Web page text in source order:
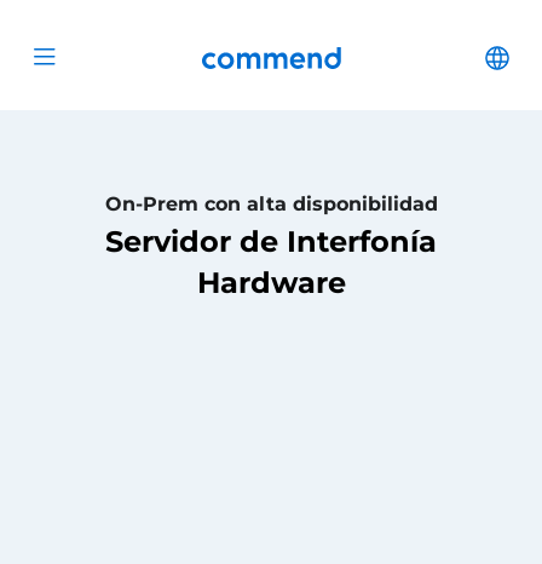
Open menu Commend
On-Prem con alta disponibilidad
Servidor de Interfonía
Hardware